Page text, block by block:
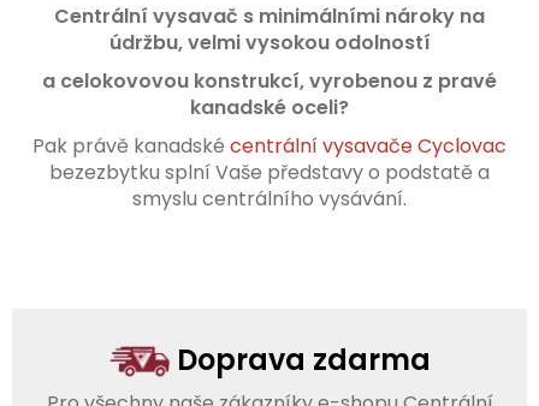
Centrální vysavač s minimálními nároky na
údržbu, velmi vysokou odolností
a celokovovou konstrukcí,vyrobenou z pravé
kanadské oceli?
Pak právě kanadské centrální vysavače Cyclovac
bezezbytku splní Vaše představy o podstatě a
smyslu centrálního vysávání.
Doprava zdarma